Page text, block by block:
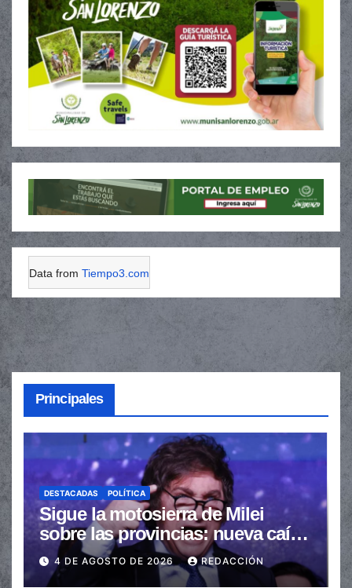
Data from Tiempo3.com
Principales
DESTACADAS POLÍTICA
Sigue la motosierra de Milei
sobre las provincias: nueva caída
de las transferencias no
automáticas
4 DE AGOSTO DE 2026 REDACCIÓN